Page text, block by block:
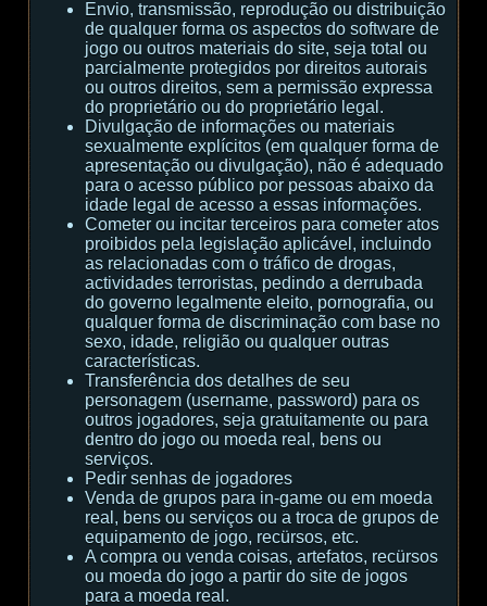
Envio, transmissão, reprodução ou distribuição
de qualquer forma os aspectos do software de
jogo ou outros materiais do site, seja total ou
parcialmente protegidos por direitos autorais
ou outros direitos, sem a permissão expressa
do proprietário ou do proprietário legal.
Divulgação de informações ou materiais
sexualmente explícitos (em qualquer forma de
apresentação ou divulgação), não é adequado
para o acesso público por pessoas abaixo da
idade legal de acesso a essas informações.
Cometer ou incitar terceiros para cometer atos
proibidos pela legislação aplicável, incluindo
as relacionadas com o tráfico de drogas,
actividades terroristas, pedindo a derrubada
do governo legalmente eleito, pornografia, ou
qualquer forma de discriminação com base no
sexo, idade, religião ou qualquer outras
características.
Transferência dos detalhes de seu
personagem (username, password) para os
outros jogadores, seja gratuitamente ou para
dentro do jogo ou moeda real, bens ou
serviços.
Pedir senhas de jogadores
Venda de grupos para in-game ou em moeda
real, bens ou serviços ou a troca de grupos de
equipamento de jogo, recürsos, etc.
A compra ou venda coisas, artefatos, recürsos
ou moeda do jogo a partir do site de jogos
para a moeda real.